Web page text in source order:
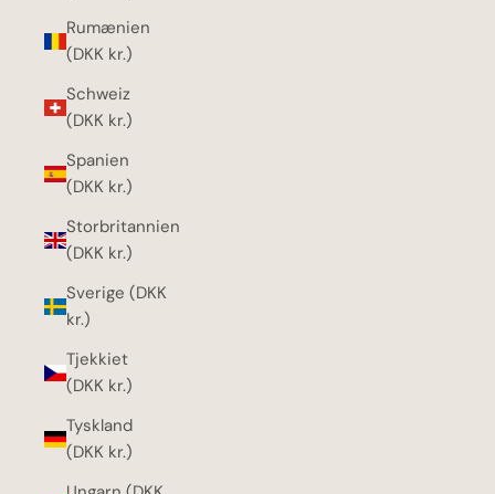
Rumænien
(DKK kr.)
Schweiz
(DKK kr.)
Spanien
(DKK kr.)
Storbritannien
(DKK kr.)
Sverige (DKK
kr.)
Tjekkiet
(DKK kr.)
Tyskland
(DKK kr.)